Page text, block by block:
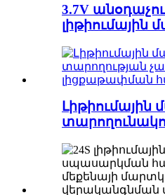
3.7V
լիթիումային
Լիթիումային